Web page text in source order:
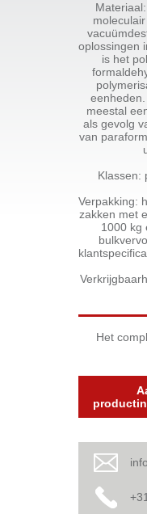
oplossingen
is het
meestal
als gevolg
van
Klassen:
Verpakking:
zakken met
1000 kg
Het